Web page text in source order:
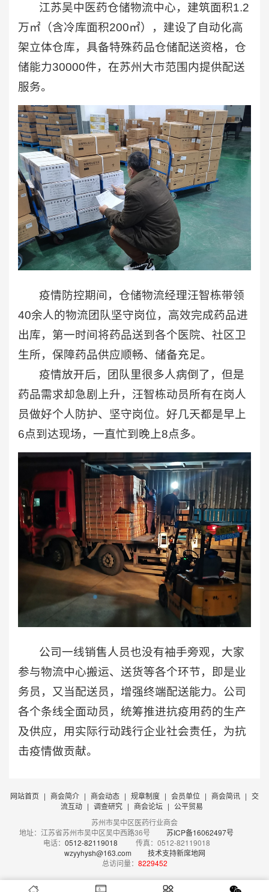
江苏吴中医药仓储物流中心，建筑面积1.2
万㎡（含冷库面积200㎡），建设了自动化高
架立体仓库，具备特殊药品仓储配送资格，仓
储能力30000件，在苏州大市范围内提供配送
服务。
疫情防控期间，仓储物流经理汪智栋带领
40余人的物流团队坚守岗位，高效完成药品进
出库，第一时间将药品送到各个医院、社区卫
生所，保障药品供应顺畅、储备充足。
疫情放开后，团队里很多人病倒了，但是
药品需求却急剧上升，汪智栋动员所有在岗人
员做好个人防护、坚守岗位。好几天都是早上
6点到达现场，一直忙到晚上8点多。
公司一线销售人员也没有袖手旁观，大家
参与物流中心搬运、送货等各个环节，即是业
务员，又当配送员，增强终端配送能力。公司
各个条线全面动员，统筹推进抗疫用药的生产
及供应，用实际行动践行企业社会责任，为抗
击疫情做贡献。
网站首页 | 商会简介 | 商会动态 | 规章制度 | 会员单位 | 商会简讯 | 交
流互动 | 调查研究 | 商会论坛 | 公平贸易
苏州市吴中区医药行业商会
地址：江苏省苏州市吴中区吴中西路36号
苏ICP备16062497号
电话： 0512-82119018 传真：0512-82119018
wzyyhysh@163.com
技术支持新席地网
总访问量： 8229452